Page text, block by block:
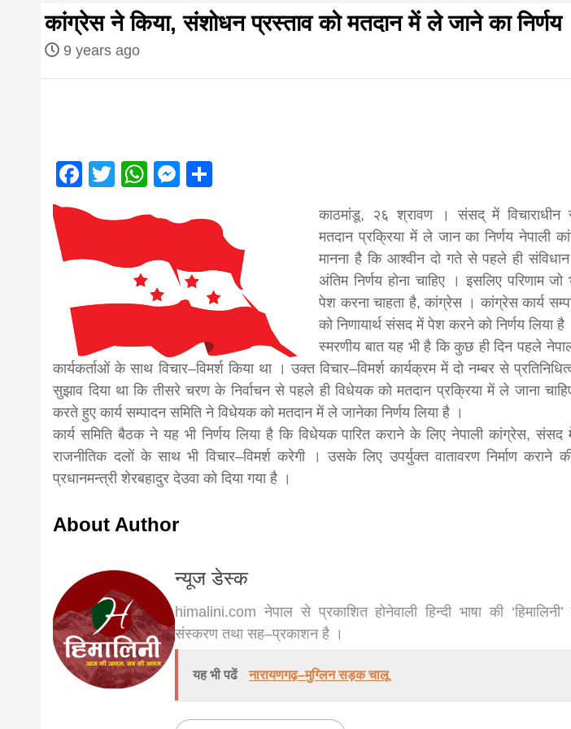
first hindi
magazine of
news in hindi
from
Nepal,madhesh
news,financial
news,loan,bank
news, madhesh
khabar
कांग्रेस ने किया, संशोधन प्रस्ताव को मतदान में ले जाने का निर्णय
9 years ago
Facebook
TwitterWhatsApp
Messenger
काठमांडू, २६ श्रावण । संसद् में विचाराधीन
मतदान प्रक्रिया में ले जान का निर्णय नेपाली
मानना है कि आश्वीन दो गते से पहले ही
अंतिम निर्णय होना चाहिए । इसलिए परिणाम
पेश करना चाहता है, कांग्रेस । कांग्रेस कार्य
को निणायार्थ संसद में पेश करने को निर्णय लिया है
स्मरणीय बात यह भी है कि कुछ ही दिन पहले
कार्यकर्ताओं के साथ विचार–विमर्श किया था । उक्त विचार–विमर्श कार्यक्रम में दो नम्बर से
सुझाव दिया था कि तीसरे चरण के निर्वाचन से पहले ही विधेयक को मतदान प्रक्रिया में ले जाना
करते हुए कार्य सम्पादन समिति ने विधेयक को मतदान में ले जानेका निर्णय लिया है ।
कार्य समिति बैठक ने यह भी निर्णय लिया है कि विधेयक पारित कराने के लिए नेपाली कांग्रेस, संसद
राजनीतिक दलों के साथ भी विचार–विमर्श करेगी । उसके लिए उपर्युक्त वातावरण निर्माण कराने की
प्रधानमन्त्री शेरबहादुर देउवा को दिया गया है ।
About Author
न्यूज डेस्क
himalini.com नेपाल से प्रकाशित होनेवाली हिन्दी भाषा की
संस्करण तथा सह–प्रकाशन है ।
यह भी पढें नारायणगढ़–मुग्लिन सड़क चालू
आज का पंचांग: आज दिनांक 3 अगस्त 2026 सोमवार शुभसंवत् 2083